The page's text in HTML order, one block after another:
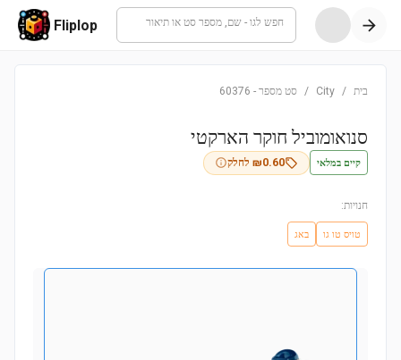
חפש לגו - שם, מספר סט או תיאור Fliplop
בית /
City
/ סט מספר -
60376
סנואומוביל חוקר הארקטי
קיים במלאי ₪0.60 לחלק
חנויות:
טויס טו גו באג